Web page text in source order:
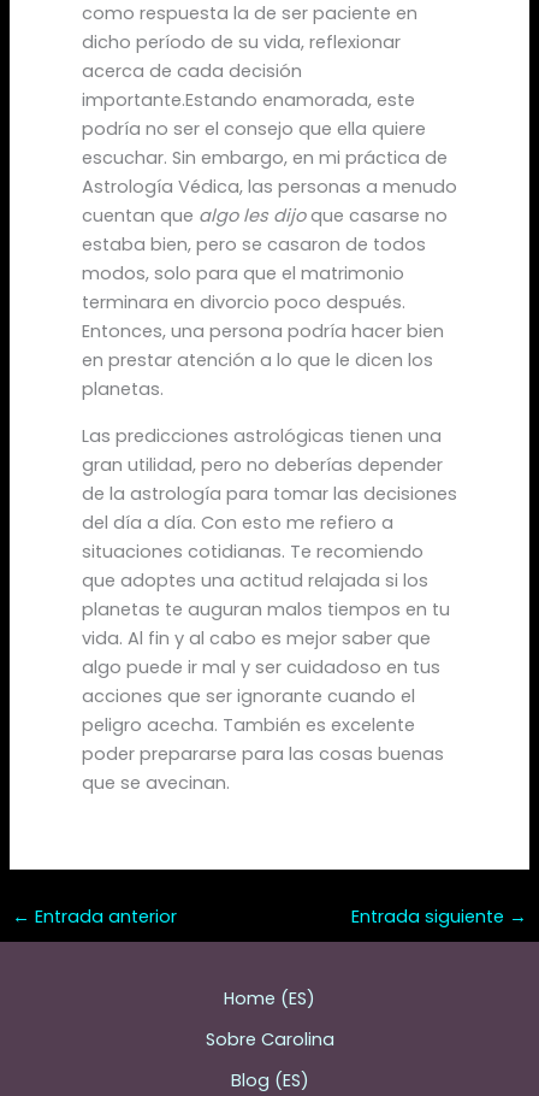
como respuesta la de ser paciente en
dicho período de su vida, reflexionar
acerca de cada decisión
importante.Estando enamorada, este
podría no ser el consejo que ella quiere
escuchar. Sin embargo, en mi práctica de
Astrología Védica, las personas a menudo
cuentan que algo les dijoque casarse no
estaba bien, pero se casaron de todos
modos, solo para que el matrimonio
terminara en divorcio poco después.
Entonces, una persona podría hacer bien
en prestar atención a lo que le dicen los
planetas.
Las predicciones astrológicas tienen una
gran utilidad, pero no deberías depender
de la astrología para tomar las decisiones
del día a día. Con esto me refiero a
situaciones cotidianas. Te recomiendo
que adoptes una actitud relajada si los
planetas te auguran malos tiempos en tu
vida. Al fin y al cabo es mejor saber que
algo puede ir mal y ser cuidadoso en tus
acciones que ser ignorante cuando el
peligro acecha. También es excelente
poder prepararse para las cosas buenas
que se avecinan.
← Entrada anterior Entrada siguiente →
Home (ES)
Sobre Carolina
Blog (ES)